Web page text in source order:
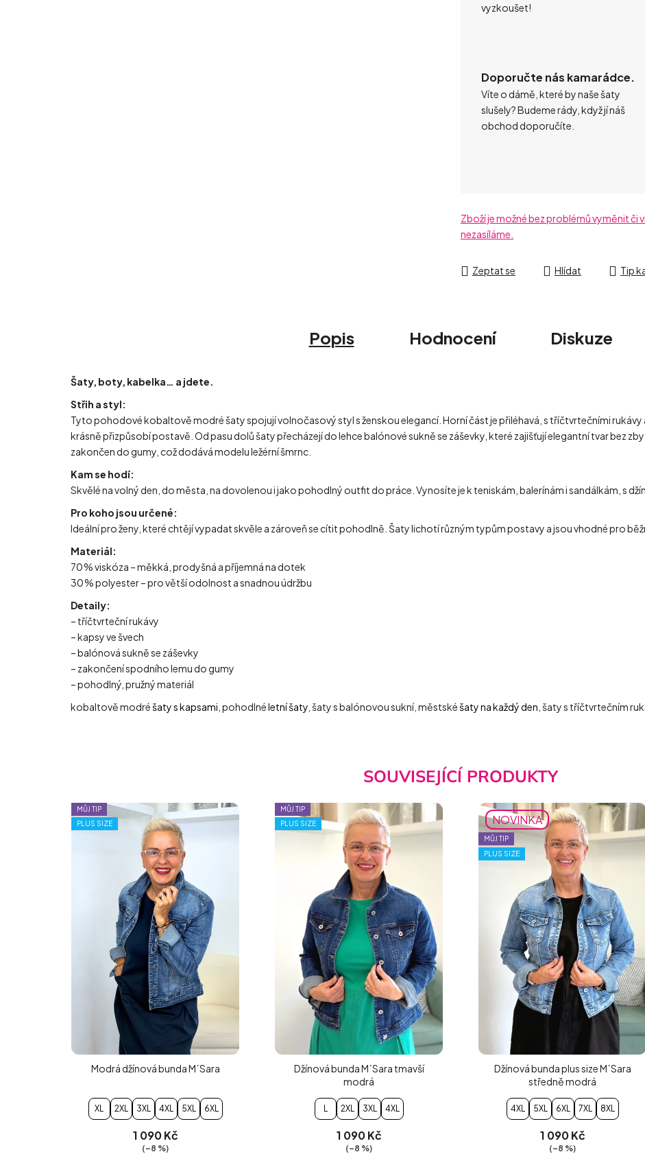
vyzkoušet!
Doporučte nás kamarádce.
Víte o dámě, které by naše šaty
slušely? Budeme rády, když jí náš
obchod doporučíte.
Zboží je možné bez problémů vyměnit či
nezasíláme.
Zeptat se Hlídat Tip
Popis Hodnocení Diskuze
Šaty, boty, kabelka… a jdete.
Střih a styl:
Tyto pohodové kobaltově modré šaty spojují volnočasový styl s ženskou elegancí. Horní část je přiléhavá, s tříčtvrtečními rukávy
krásně přizpůsobí postavě. Od pasu dolů šaty přecházejí do lehce balónové sukně se záševky, které zajišťují elegantní tvar bez
zakončen do gumy, což dodává modelu ležérní šmrnc.
Kam se hodí:
Skvělé na volný den, do města, na dovolenou i jako pohodlný outfit do práce. Vynosíte je k teniskám, balerínám i sandálkám, s
Pro koho jsou určené:
Ideální pro ženy, které chtějí vypadat skvěle a zároveň se cítit pohodlně. Šaty lichotí různým typům postavy a jsou vhodné pro
Materiál:
70 % viskóza – měkká, prodyšná a příjemná na dotek
30 % polyester – pro větší odolnost a snadnou údržbu
Detaily:
– tříčtvrteční rukávy
– kapsy ve švech
– balónová sukně se záševky
– zakončení spodního lemu do gumy
– pohodlný, pružný materiál
kobaltově modréšaty s kapsami , pohodlnéletní šaty , šaty s balónovou sukní, městskéšaty na každý den , šaty s tříčtvrtečním
SOUVISEJÍCÍ PRODUKTY
MŮJ TIP
PLUS SIZE
Modrá džínová bunda M´Sara
XL 2XL 3XL 4XL 5XL 6XL
1 090 Kč
(–8 %)
MŮJ TIP
PLUS SIZE
Džínová bunda M´Sara tmavší
modrá
2XL 3XL 4XL
1 090 Kč
(–8 %)
NOVINKA
MŮJ TIP
PLUS SIZE
Džínová bunda plus size M´Sara
středně modrá
4XL 5XL 6XL 7XL 8XL
1 090 Kč
(–8 %)